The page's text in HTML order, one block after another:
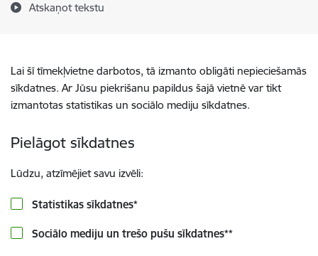
Atskaņot tekstu
Lai šī tīmekļvietne darbotos, tā izmanto obligāti nepieciešamās
sīkdatnes. Ar Jūsu piekrišanu papildus šajā vietnē var tikt
izmantotas statistikas un sociālo mediju sīkdatnes.
Pielāgot sīkdatnes
Lūdzu, atzīmējiet savu izvēli:
Statistikas sīkdatnes*
Sociālo mediju un trešo pušu sīkdatnes**